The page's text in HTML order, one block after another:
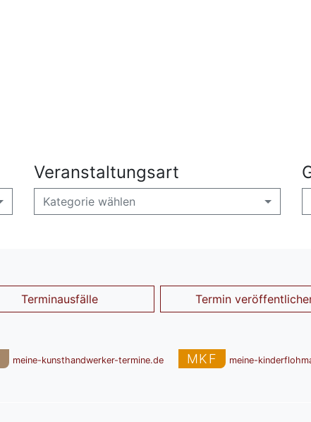
Veranstaltungsart
Kategorie wählen
Terminausfälle Termin
meine-kunsthandwerker-termine.de MKF meine-